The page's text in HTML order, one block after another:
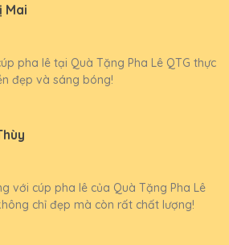
Mai
pha lê tại Quà Tặng Pha Lê QTG thực
đẹp và sáng bóng!
với cúp pha lê của Quà Tặng Pha Lê
chỉ đẹp mà còn rất chất lượng!